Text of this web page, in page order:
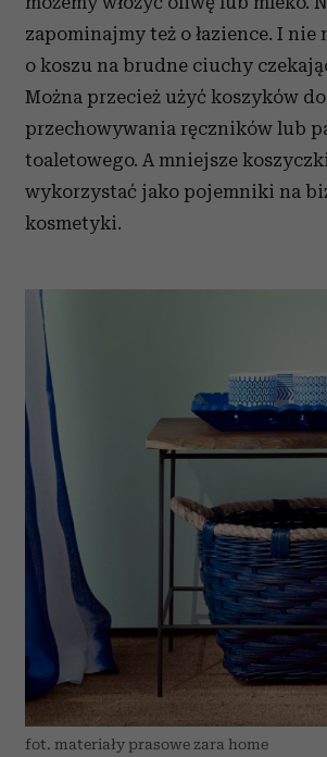
zapominajmy też o łazience. I nie
o koszu na brudne ciuchy
Można przecież użyć koszyków do
przechowywania ręczników lub
toaletowego. A mniejsze
wykorzystać jako pojemniki na
kosmetyki.
fot. materiały prasowe zara home